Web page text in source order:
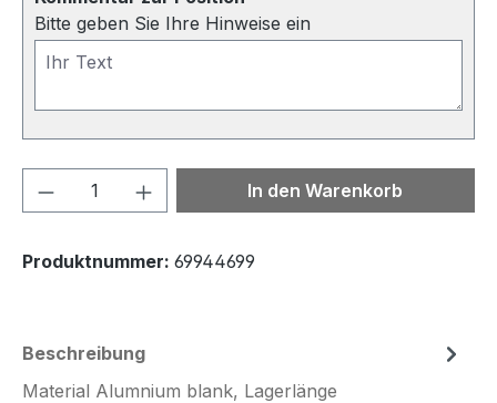
Bitte geben Sie Ihre Hinweise ein
Produkt Anzahl: Gib denIn den Warenkorb
Produktnummer: 69944699
Beschreibung
Material Alumnium blank, Lagerlänge